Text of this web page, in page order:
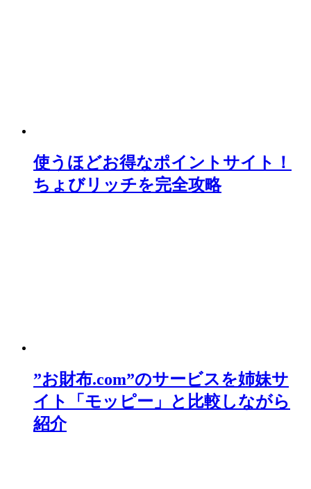
使うほどお得なポイントサイト！
ちょびリッチを完全攻略
”お財布.com”のサービスを姉妹サ
イト「モッピー」と比較しながら
紹介